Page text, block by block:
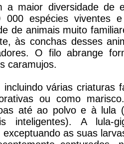
maior diversidade de
000 espécies viventes
de animais muito
às conchas desses
O filo abrange
caramujos.
várias criaturas
ou como
até ao polvo e à lula
inteligentes). A lula-
as suas